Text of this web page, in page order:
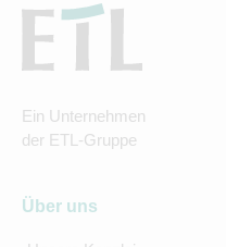
Ein Unternehmen
der ETL-Gruppe
Über uns